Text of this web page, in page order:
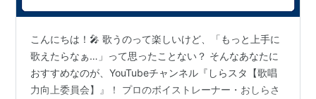
こんにちは！🎤 歌うのって楽しいけど、「もっと上手に
歌えたらなぁ…」って思ったことない？ そんなあなたに
おすすめなのが、YouTubeチャンネル『しらスタ【歌唱
力向上委員会】』！ プロのボイストレーナー・おしらさ